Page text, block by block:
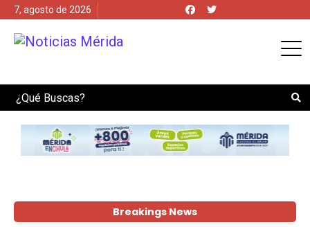
7, agosto de 2026
Search
Breakings News